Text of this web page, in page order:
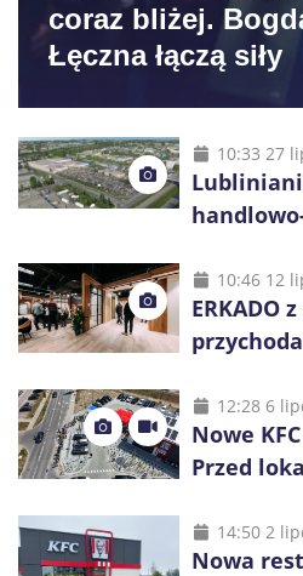
coraz bliżej.
Łęczna łączą siły
10:33 27
10:46 12
ERKADO
12:28 6
Nowe
Przed
14:50 2
Nowa